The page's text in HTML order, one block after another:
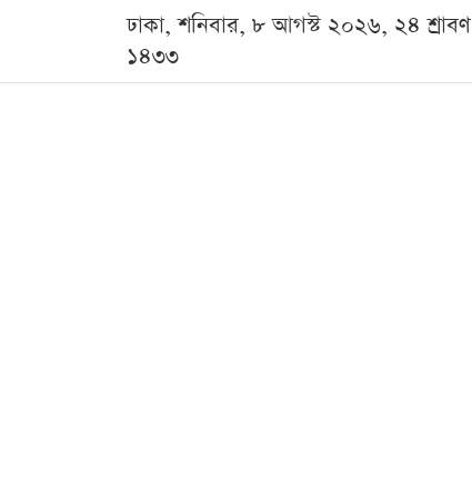
ঢাকা, শনিবার, ৮ আগস্ট ২০২৬, ২৪ শ্রাবণ
১৪৩৩